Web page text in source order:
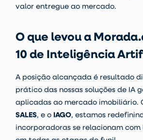
valor entregue ao mercado.
O que levou a
10 de Inteligência
A posição alcançada é resultado
prático das nossas soluções de IA
aplicadas ao mercado imobiliário.
SALES, e o IAGO, estamos
incorporadoras se relacionam